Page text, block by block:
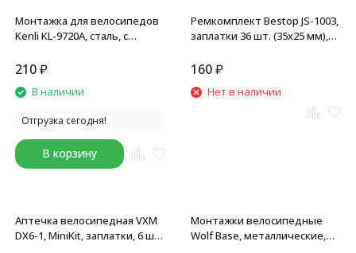
Монтажка для велосипедов
Kenli KL-9720A, сталь, с
серебристые
210₽
В наличии
Отгрузка сегодня!
В корзину
Ремкомплект Bestop JS-1003,
заплатки 36 шт. (35x25 мм),
160₽
Нет в наличии
Аптечка велосипедная VXM
DX6-1, MiniKit, заплатки, 6 шт.,
Монтажки велосипедные
Wolf Base, металлические,